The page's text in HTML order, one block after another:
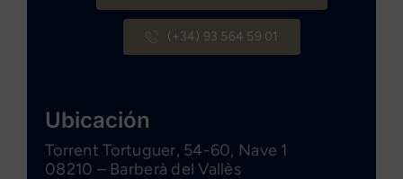
(+34) 93 564 59 01
Ubicación
Torrent Tortuguer, 54-60, Nave 1
08210 – Barberà del Vallès